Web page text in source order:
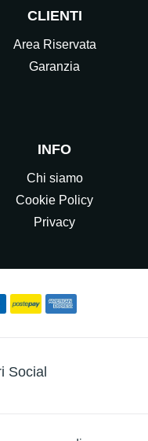
CLIENTI
Area Riservata
Garanzia
INFO
Chi siamo
Cookie Policy
Privacy
Social